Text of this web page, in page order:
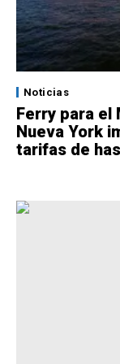
Noticias
Ferry para el
Nueva York
tarifas de